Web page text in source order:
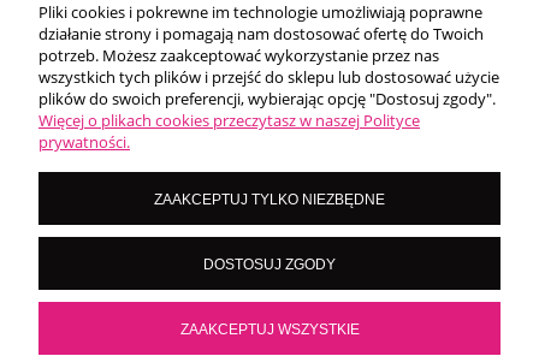
MOJE KONTO
O NAS
LoversNails Paulina Wiktorowicz | Brzozowa 7, 05-300 Targówka, woj
mazowieckie | NIP: 8222395546
Kontakt pn - pt: 8:00 - 16:00 |
536 028 532
POKAŻ PEŁNĄ WERSJĘ STRONY
Pliki cookies i pokrewne im technologie umożliwiają poprawne
działanie strony i pomagają nam dostosować ofertę do Twoich
potrzeb. Możesz zaakceptować wykorzystanie przez nas
wszystkich tych plików i przejść do sklepu lub dostosować użycie
plików do swoich preferencji, wybierając opcję "Dostosuj zgody".
Więcej o plikach cookies przeczytasz w naszej Polityce
prywatności.
ZAAKCEPTUJ TYLKO NIEZBĘDNE
DOSTOSUJ ZGODY
ZAAKCEPTUJ WSZYSTKIE